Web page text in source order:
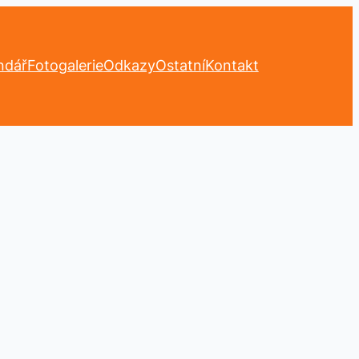
FotogalerieOdkazyOstatníKontakt